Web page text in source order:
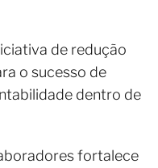
de redução
o sucesso de
dentro de
fortalece